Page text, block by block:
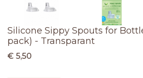
Silicone Sippy Spouts for
pack) - Transparant
€ 5,50